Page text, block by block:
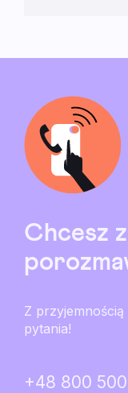
Chcesz
Z
pytania!
+48 800